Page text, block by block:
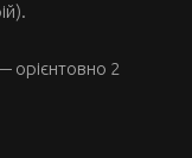
орієнтовно 2